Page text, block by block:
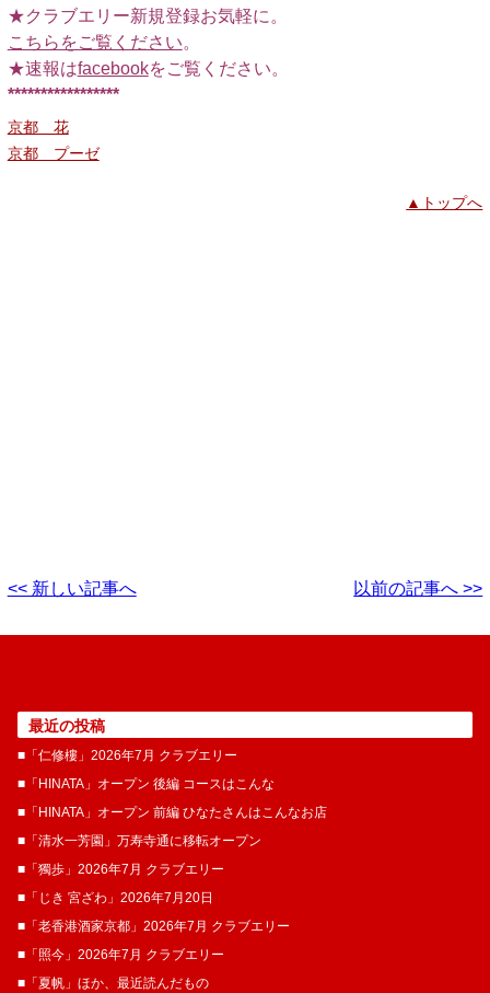
★クラブエリー新規登録お気軽に。
こちらをご覧ください。
★速報はfacebookをご覧ください。
*****************
京都 花
京都 プーゼ
▲トップへ
<< 新しい記事へ 以前の記事へ >>
最近の投稿
■「仁修樓」2026年7月 クラブエリー
■「HINATA」オープン 後編 コースはこんな
■「HINATA」オープン 前編 ひなたさんはこんなお店
■「清水一芳園」万寿寺通に移転オープン
■「獨歩」2026年7月 クラブエリー
■「じき 宮ざわ」2026年7月20日
■「老香港酒家京都」2026年7月 クラブエリー
■「照今」2026年7月 クラブエリー
■「夏帆」ほか、最近読んだもの